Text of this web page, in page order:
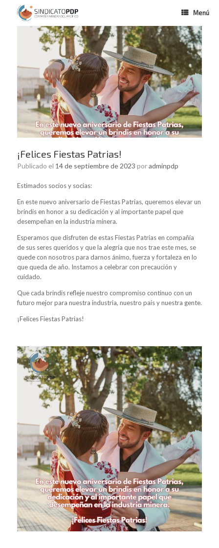
Menú
¡Felices Fiestas Patrias!
Publicado el 14 de septiembre de 2023 poradminpdp
Estimados socios y socias:
En este nuevo aniversario de Fiestas Patrias, queremos elevar un
brindis en honor a su dedicación y al importante papel que
desempeñan en la industria minera.
Esperamos que disfruten de estas Fiestas Patrias en compañía
de sus seres queridos y que la alegría que nos trae este mes, se
quede con nosotros para darnos ánimo, fuerza y fortaleza en lo
que queda de año. Instamos a celebrar con precaución y
cuidado.
Que cada brindis refleje nuestro compromiso continuo con un
futuro mejor para nuestra industria, nuestro país y nuestra gente.
¡Felices Fiestas Patrias!